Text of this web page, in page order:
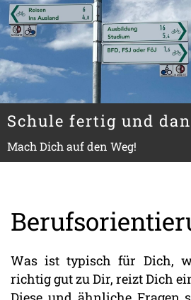
Schule fertig und
Mach Dich auf den Weg!
Was ist typisch für Dich,
richtig gut zu Dir, reizt Dich